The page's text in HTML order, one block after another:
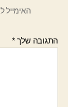
האימייל
התגובה שלך*